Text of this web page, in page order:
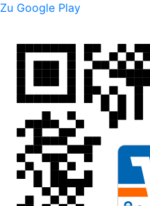
Zu Google Play